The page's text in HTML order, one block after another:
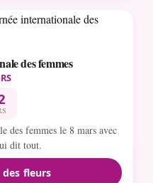
des femmes
des femmes le 8 mars avec
dit tout.
fleurs